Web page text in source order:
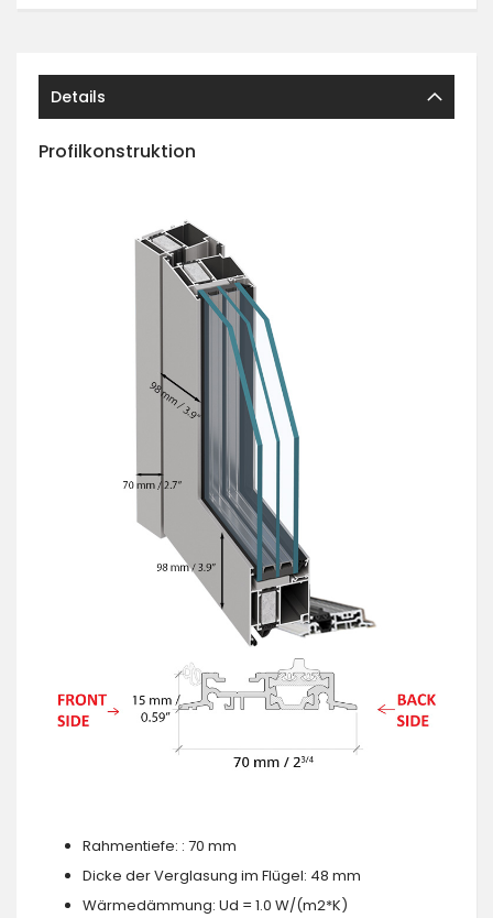
Details
Profilkonstruktion
Rahmentiefe: : 70 mm
Dicke der Verglasung im Flügel: 48 mm
Wärmedämmung: Ud = 1.0 W/(m2*K)